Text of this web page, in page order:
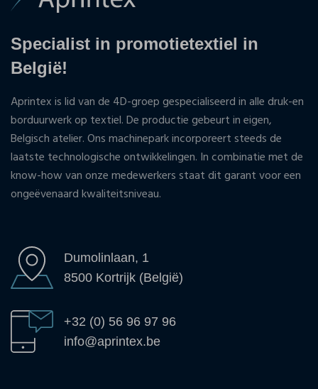
Specialist in promotietextiel in
België!
Aprintex is lid van de 4D-groep gespecialiseerd in alle druk-en
borduurwerk op textiel. De productie gebeurt in eigen,
Belgisch atelier. Ons machinepark incorporeert steeds de
laatste technologische ontwikkelingen. In combinatie met de
know-how van onze medewerkers staat dit garant voor een
ongeëvenaard kwaliteitsniveau.
Dumolinlaan, 1
8500 Kortrijk (België)
+32 (0) 56 96 97 96
info@aprintex.be